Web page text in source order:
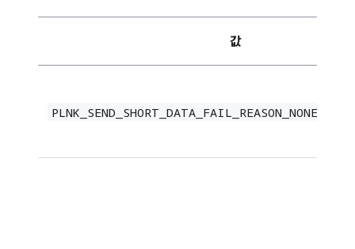
값
PLNK_SEND_SHORT_DATA_FAIL_REASON_NONE